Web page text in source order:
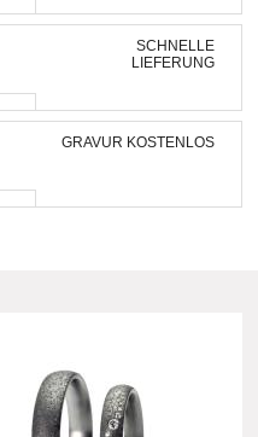
SCHNELLE
LIEFERUNG
GRAVUR KOSTENLOS